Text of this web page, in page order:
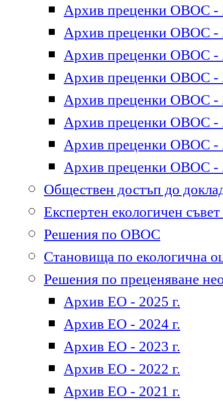
Архив преценки ОВОС -
Архив преценки ОВОС -
Архив преценки ОВОС -
Архив преценки ОВОС -
Архив преценки ОВОС -
Архив преценки ОВОС -
Архив преценки ОВОС -
Архив преценки ОВОС -
Обществен достъп до
Експертен екологичен
Решения по ОВОС
Становища по екологична
Решения по преценяване
Архив ЕО - 2025 г.
Архив ЕО - 2024 г.
Архив ЕО - 2023 г.
Архив ЕО - 2022 г.
Архив ЕО - 2021 г.